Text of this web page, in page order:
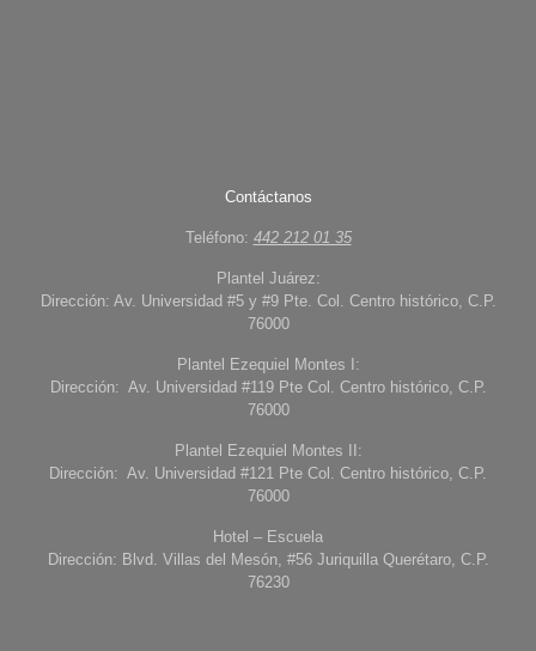
Contáctanos
Teléfono: 442 212 01 35
Plantel Juárez:
Dirección: Av. Universidad #5 y #9 Pte. Col. Centro histórico, C.P.
76000
Plantel Ezequiel Montes I:
Dirección: Av. Universidad #119 Pte Col. Centro histórico, C.P.
76000
Plantel Ezequiel Montes II:
Dirección: Av. Universidad #121 Pte Col. Centro histórico, C.P.
76000
Hotel – Escuela
Dirección: Blvd. Villas del Mesón, #56 Juriquilla Querétaro, C.P.
76230